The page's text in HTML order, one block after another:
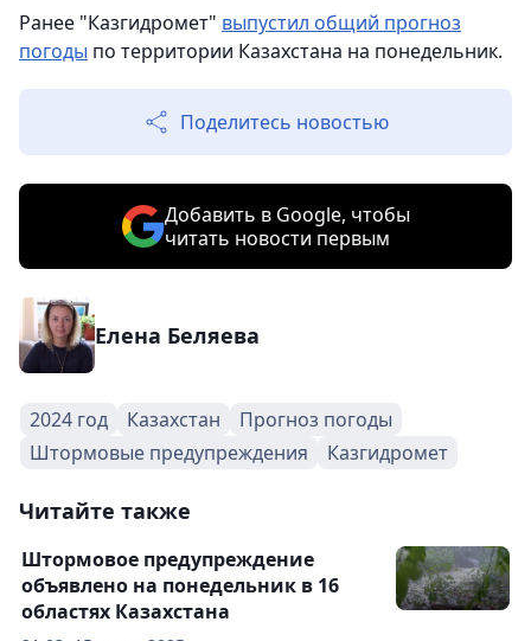
Ранее "Казгидромет" выпустил общий прогноз
погоды по территории Казахстана на понедельник.
Поделитесь новостью
Добавить в Google, чтобы
читать новости первым
Елена Беляева
2024 год Казахстан
Прогноз погоды
Штормовые предупреждения
Казгидромет
Читайте также
Штормовое предупреждение
объявлено на понедельник в 16
областях Казахстана